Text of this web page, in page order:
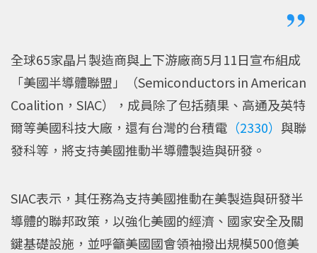
全球65家晶片製造商與上下游廠商5月11日宣布組成
「美國半導體聯盟」（Semiconductors in American
Coalition，SIAC），成員除了包括蘋果、高通及英特
爾等美國科技大廠，還有台灣的台積電 （2330） 與聯
發科等，將支持美國推動半導體製造與研發。
SIAC表示，其任務為支持美國推動在美製造與研發半
導體的聯邦政策，以強化美國的經濟、國家安全及關
鍵基礎設施，並呼籲美國國會領袖撥出規模500億美